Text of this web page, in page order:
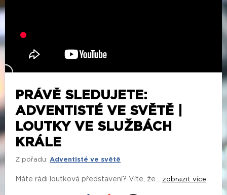
PRÁVĚ SLEDUJETE:
ADVENTISTÉ VE SVĚTĚ |
LOUTKY VE SLUŽBÁCH
KRÁLE
Z pořadu: Adventisté ve světě
Máte rádi loutková představení? Víte, že... zobrazit více